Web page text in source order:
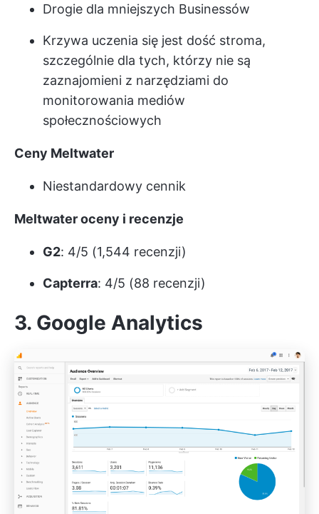
Drogie dla mniejszych Businessów
Krzywa uczenia się jest dość stroma,
szczególnie dla tych, którzy nie są
zaznajomieni z narzędziami do
monitorowania mediów
społecznościowych
Ceny Meltwater
Niestandardowy cennik
Meltwater oceny i recenzje
G2: 4/5 (1,544 recenzji)
Capterra: 4/5 (88 recenzji)
3. Google Analytics